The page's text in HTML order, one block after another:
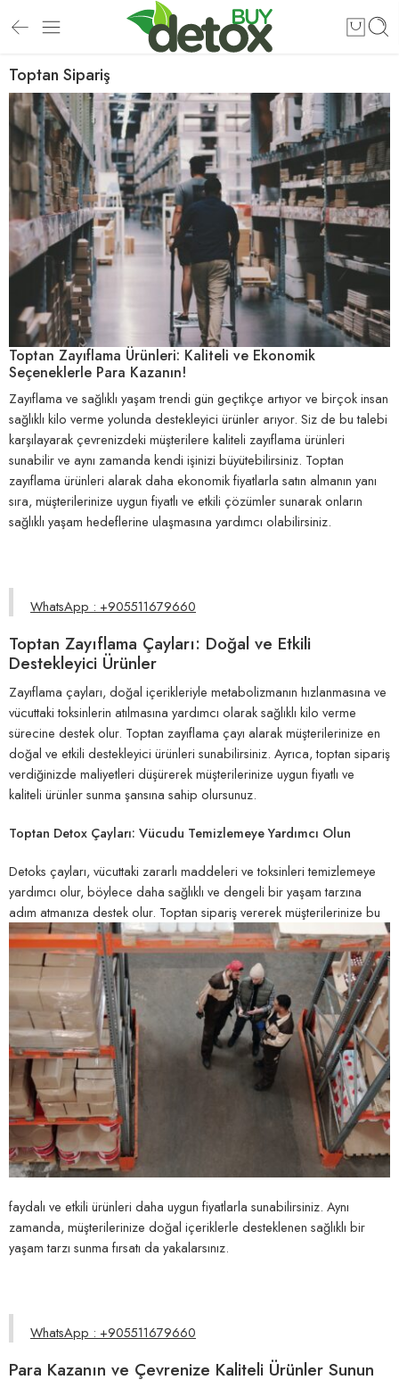
Toptan Sipariş
Toptan Zayıflama Ürünleri: Kaliteli ve Ekonomik
Seçeneklerle Para Kazanın!
Zayıflama ve sağlıklı yaşam trendi gün geçtikçe artıyor ve birçok insan
sağlıklı kilo verme yolunda destekleyici ürünler arıyor. Siz de bu talebi
karşılayarak çevrenizdeki müşterilere kaliteli zayıflama ürünleri
sunabilir ve aynı zamanda kendi işinizi büyütebilirsiniz. Toptan
zayıflama ürünleri alarak daha ekonomik fiyatlarla satın almanın yanı
sıra, müşterilerinize uygun fiyatlı ve etkili çözümler sunarak onların
sağlıklı yaşam hedeflerine ulaşmasına yardımcı olabilirsiniz.
WhatsApp : +905511679660
Toptan Zayıflama Çayları: Doğal ve Etkili
Destekleyici Ürünler
Zayıflama çayları, doğal içerikleriyle metabolizmanın hızlanmasına ve
vücuttaki toksinlerin atılmasına yardımcı olarak sağlıklı kilo verme
sürecine destek olur. Toptan zayıflama çayı alarak müşterilerinize en
doğal ve etkili destekleyici ürünleri sunabilirsiniz. Ayrıca, toptan sipariş
verdiğinizde maliyetleri düşürerek müşterilerinize uygun fiyatlı ve
kaliteli ürünler sunma şansına sahip olursunuz.
Toptan Detox Çayları: Vücudu Temizlemeye Yardımcı Olun
Detoks çayları, vücuttaki zararlı maddeleri ve toksinleri temizlemeye
yardımcı olur, böylece daha sağlıklı ve dengeli bir yaşam tarzına
adım atmanıza destek olur. Toptan sipariş vererekmüşterilerinize bu
faydalı ve etkili ürünleri daha uygun fiyatlarla sunabilirsiniz. Aynı
zamanda, müşterilerinize doğal içeriklerle desteklenen sağlıklı bir
yaşam tarzı sunma fırsatı da yakalarsınız.
WhatsApp : +905511679660
Para Kazanın ve Çevrenize Kaliteli Ürünler Sunun